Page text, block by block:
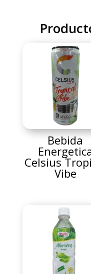
Bebida
Celsius
Vibe